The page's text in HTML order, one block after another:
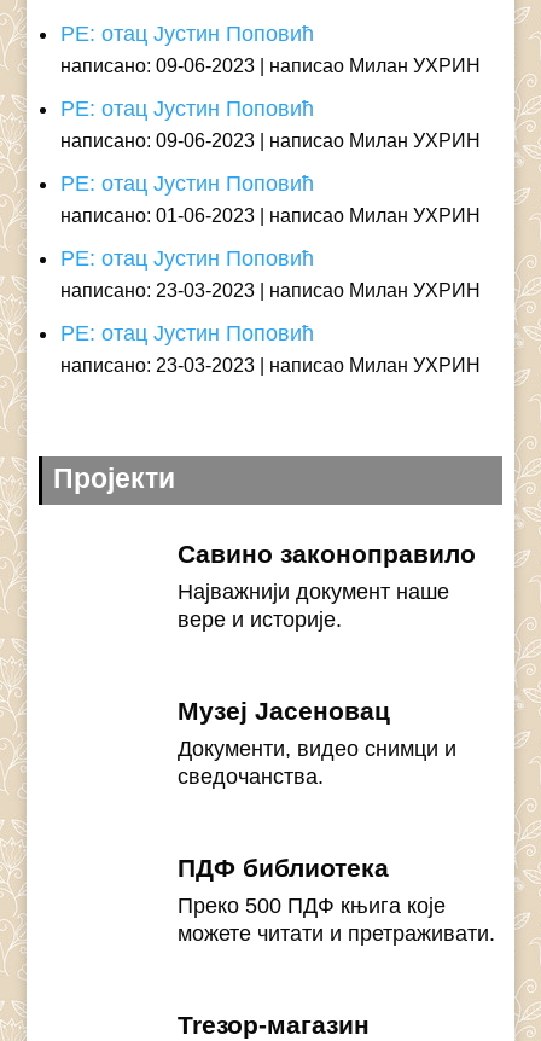
РЕ: отац Јустин Поповић
написано: 09-06-2023 написао Милан УХРИН
РЕ: отац Јустин Поповић
написано: 09-06-2023 написао Милан УХРИН
РЕ: отац Јустин Поповић
написано: 01-06-2023 написао Милан УХРИН
РЕ: отац Јустин Поповић
написано: 23-03-2023 написао Милан УХРИН
РЕ: отац Јустин Поповић
написано: 23-03-2023 написао Милан УХРИН
Пројекти
Савино законоправило
Најважнији документ наше
вере и историје.
Музеј Јасеновац
Документи, видео снимци и
сведочанства.
ПДФ библиотека
Преко 500 ПДФ књига које
можете читати и претраживати.
Treзор-магазин